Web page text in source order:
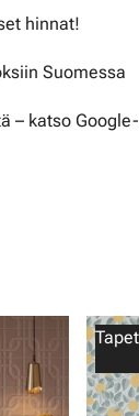
hinnat!
Suomessa
– katso